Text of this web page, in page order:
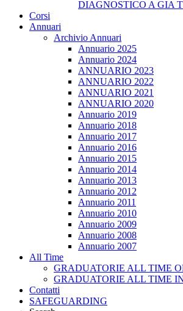
DIAGNOSTICO A GIA
Corsi
Annuari
Archivio Annuari
Annuario 2025
Annuario 2024
ANNUARIO 2023
ANNUARIO 2022
ANNUARIO 2021
ANNUARIO 2020
Annuario 2019
Annuario 2018
Annuario 2017
Annuario 2016
Annuario 2015
Annuario 2014
Annuario 2013
Annuario 2012
Annuario 2011
Annuario 2010
Annuario 2009
Annuario 2008
Annuario 2007
All Time
GRADUATORIE ALL TIME
GRADUATORIE ALL TIME
Contatti
SAFEGUARDING